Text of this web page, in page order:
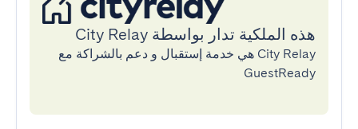
هذه الملكية تدار بواسطة City Relay
City Relay هي خدمة إستقبال و دعم بالشراكة مع
GuestReady